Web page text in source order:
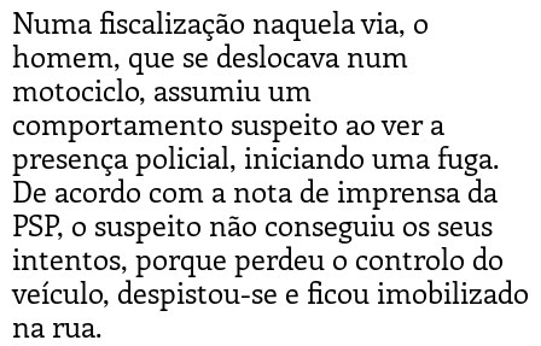
Numa fiscalização naquela via, o
homem, que se deslocava num
motociclo, assumiu um
comportamento suspeito ao ver a
presença policial, iniciando uma fuga.
De acordo com a nota de imprensa da
PSP, o suspeito não conseguiu os seus
intentos, porque perdeu o controlo do
veículo, despistou-se e ficou imobilizado
na rua.